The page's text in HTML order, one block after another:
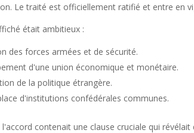
Le traité est officiellement ratifié et entre en
était ambitieux :
des forces armées et de sécurité.
d'une union économique et monétaire.
de la politique étrangère.
d'institutions confédérales communes.
l'accord contenait une clause cruciale qui